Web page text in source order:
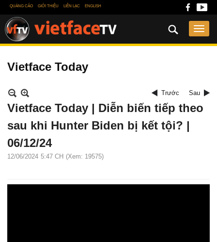
QUẢNG CÁO GIỚI THIỆU LIÊN LẠC ENGLISH
Vietface Today
Trước Sau
Vietface Today | Diễn biến tiếp theo
sau khi Hunter Biden bị kết tội? |
06/12/24
12/06/2024 5:47 CH (Xem: 19575)